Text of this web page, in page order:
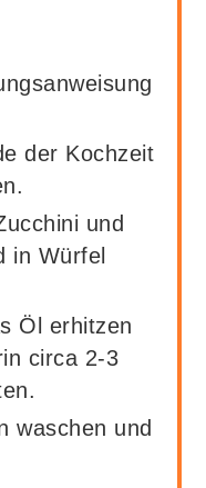
der Kochzeit
und
in Würfel
Öl erhitzen
circa 2-3
waschen und